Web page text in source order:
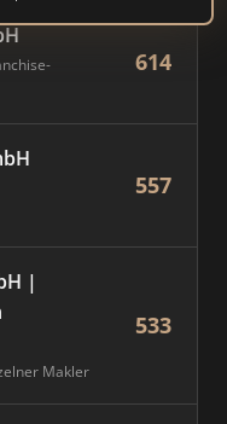
614
557
|
Makler
533